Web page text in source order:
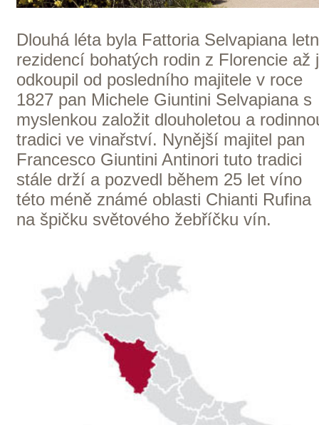
Domů
Naše služby
Vinařství v naší nabídce
Naši zákazníci
E-shop
Zpracování osobních údajů
Dodací a platební podmínky
Reklamační podmínky
Kontakty
Kde nás najdete
Winestore s.r.o.
OC Kunratice, Dobronická 504
148 00 Praha 4
od 11 do 19 hodin
+ 420 777 ­164